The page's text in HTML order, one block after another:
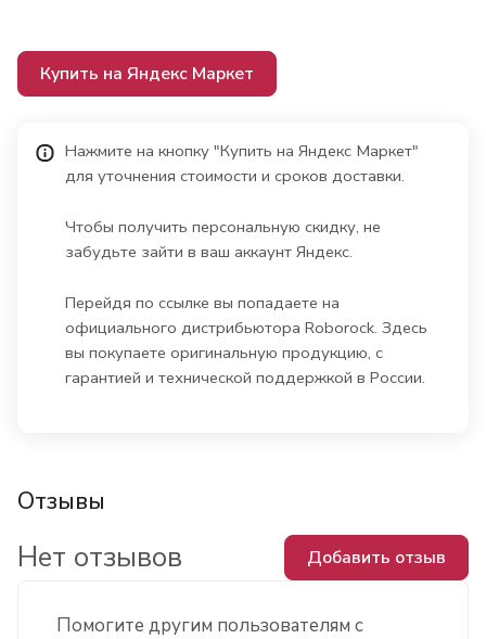
Купить на Яндекс Маркет
Нажмите на кнопку "Купить на Яндекс Маркет"
для уточнения стоимости и сроков доставки.
Чтобы получить персональную скидку, не
забудьте зайти в ваш аккаунт Яндекс.
Перейдя по ссылке вы попадаете на
официального дистрибьютора Roborock. Здесь
вы покупаете оригинальную продукцию, с
гарантией и технической поддержкой в России.
Отзывы
Помогите другим пользователям с
Нет отзывов Добавить отзыв